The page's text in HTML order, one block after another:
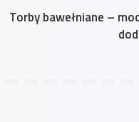
Torby bawełniane –